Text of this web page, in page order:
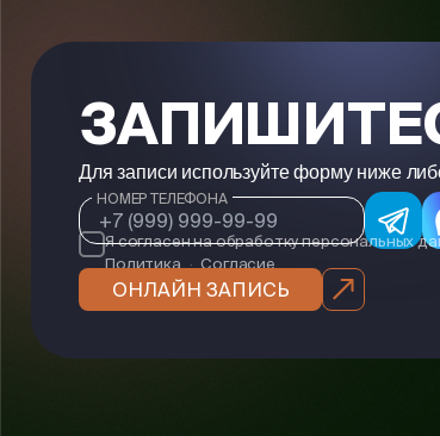
Для записи используйте форму ниже
НОМЕР ТЕЛЕФОНА
Я согласен на обработку персональных
Политика · Согласие
ОНЛАЙН ЗАПИСЬ